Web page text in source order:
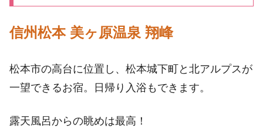
信州松本 美ヶ原温泉 翔峰
松本市の高台に位置し、松本城下町と北アルプスが
一望できるお宿。日帰り入浴もできます。
露天風呂からの眺めは最高！